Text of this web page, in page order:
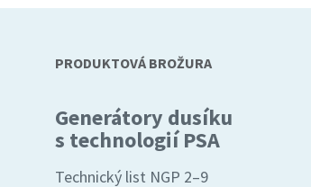
PRODUKTOVÁ BROŽURA
Generátory dusíku
s technologií PSA
Technický list NGP 2–9